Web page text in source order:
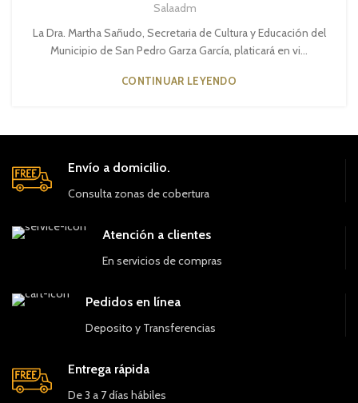
Salaadm
La Dra. Martha Sañudo, Secretaria de Cultura y Educación del
Municipio de San Pedro Garza García, platicará en vi...
CONTINUAR LEYENDO
Envío a domicilio.
Consulta zonas de cobertura
Atención a clientes
En servicios de compras
Pedidos en línea
Deposito y Transferencias
Entrega rápida
De 3 a 7 días hábiles